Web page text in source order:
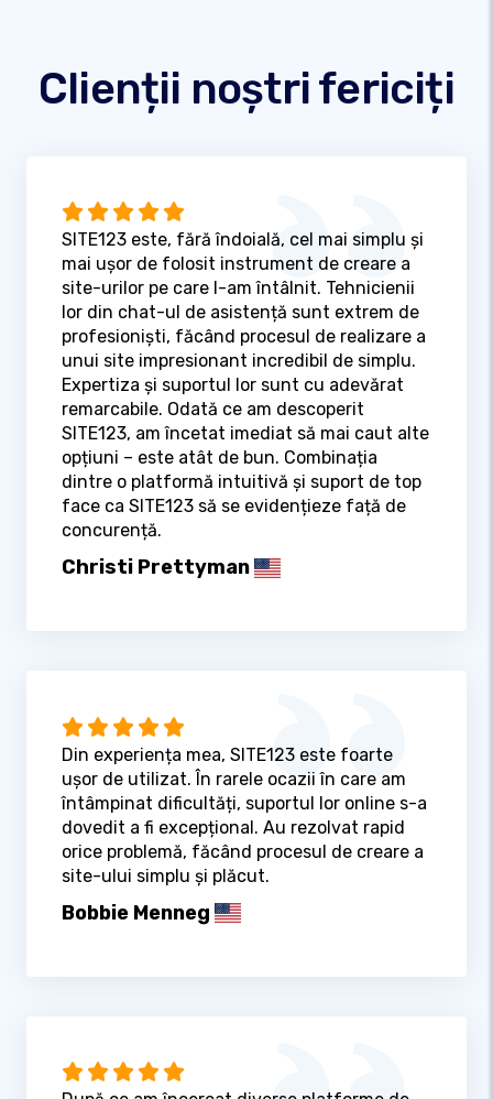
Clienții noștri fericiți
SITE123 este, fără îndoială, cel mai simplu și
mai ușor de folosit instrument de creare a
site-urilor pe care l-am întâlnit. Tehnicienii
lor din chat-ul de asistență sunt extrem de
profesioniști, făcând procesul de realizare a
unui site impresionant incredibil de simplu.
Expertiza și suportul lor sunt cu adevărat
remarcabile. Odată ce am descoperit
SITE123, am încetat imediat să mai caut alte
opțiuni – este atât de bun. Combinația
dintre o platformă intuitivă și suport de top
face ca SITE123 să se evidențieze față de
concurență.
Christi Prettyman
Din experiența mea, SITE123 este foarte
ușor de utilizat. În rarele ocazii în care am
întâmpinat dificultăți, suportul lor online s-a
dovedit a fi excepțional. Au rezolvat rapid
orice problemă, făcând procesul de creare a
site-ului simplu și plăcut.
Bobbie Menneg